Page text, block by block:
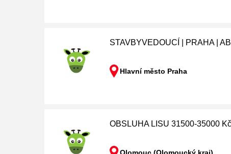
STAVBYVEDOUCÍ | PRAHA |
Hlavní město Praha
OBSLUHA LISU 31500-35000 Kč